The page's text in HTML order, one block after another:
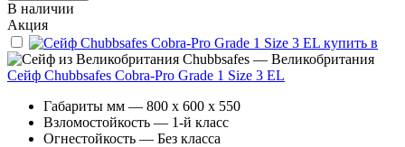
В наличии
Акция
Chubbsafes — Великобритания
Сейф Chubbsafes Cobra-Pro Grade 1 Size 3 EL
Габариты мм — 800 x 600 x 550
Взломостойкость — 1-й класс
Огнестойкость — Без класса